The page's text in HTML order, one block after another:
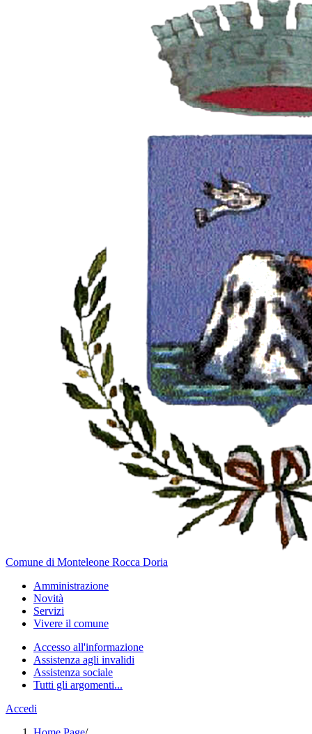
Comune di Monteleone Rocca Doria
Amministrazione
Novità
Servizi
Vivere il comune
Accesso all'informazione
Assistenza agli invalidi
Assistenza sociale
Tutti gli argomenti...
Accedi